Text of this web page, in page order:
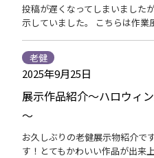
投稿が遅くなってしまいました
示していました。 こちらは作
2025年9月25日
老健
展示作品紹介～ハロウィ
～
お久しぶりの老健展示物紹介で
す！とてもかわいい作品が出来